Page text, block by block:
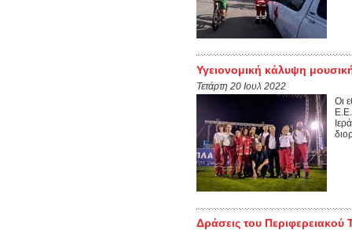
Υγειονομική κάλυψη
Τετάρτη 20 Ιουλ 2022
Οι
Δράσεις του